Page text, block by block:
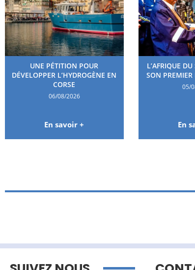
UNE PÉTITION POUR
DÉVELOPPER L’HYDROGÈNE EN
CORSE
06/08/2026
En savoir +
L’AFRIQUE
SON PREMIER
05/
En